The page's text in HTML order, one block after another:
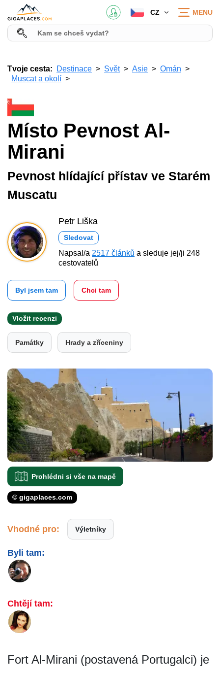
CZ MENU
Tvoje cesta: Destinace Svět Asie
Omán
Muscat a okolí
Místo Pevnost Al-
Mirani
Pevnost hlídající přístav ve Starém
Muscatu
Petr Liška
Sledovat
Napsal/a 2517 článků a sleduje jej/ji 248
cestovatelů
Byl jsem tam Chci tam
Vložit recenzi
Památky Hrady a zříceniny
Prohlédni si vše na mapě
© gigaplaces.com
Vhodné pro: Výletníky
Byli tam:
Chtějí tam:
Fort Al-Mirani (postavená Portugalci) je